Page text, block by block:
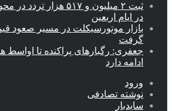
ثبت ۲ میلیون و ۵۱۷
در ایام اربعین
بازار موتورسیکلت در مسیر صعود
گرفت
جعفری: رگبارهای پراکنده تا اواسط
ادامه دارد
ورود
نوشته تصادفی
سایدبار